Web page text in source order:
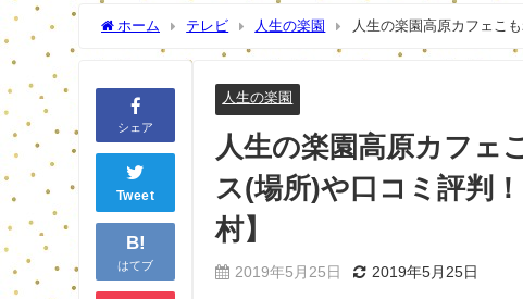
ホーム テレビ 人生の楽園
人生の楽園高原カフェこ
ー！【長野県平谷村】
シェア
Tweet
B!
はてブ
人生の楽園
人生の楽園高原カフェ
ス(場所)や口コミ評判
村】
2019年5月25日 2019年5月25日